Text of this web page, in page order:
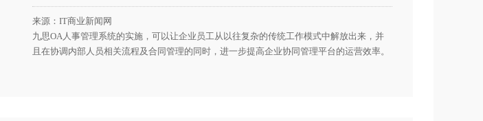
来源：IT商业新闻网
九思OA人事管理系统的实施，可以让企业员工从以往复杂的传统工作模式中解放出来，并
且在协调内部人员相关流程及合同管理的同时，进一步提高企业协同管理平台的运营效率。